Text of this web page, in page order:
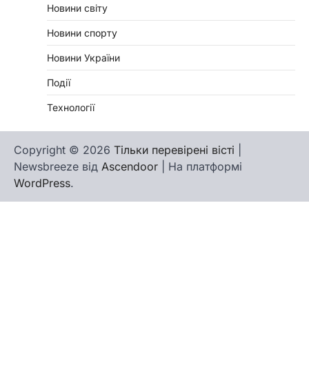
Новини світу
Новини спорту
Новини України
Події
Технології
Copyright © 2026 Тільки перевірені вісті
Newsbreeze від Ascendoor | На платформі
WordPress.